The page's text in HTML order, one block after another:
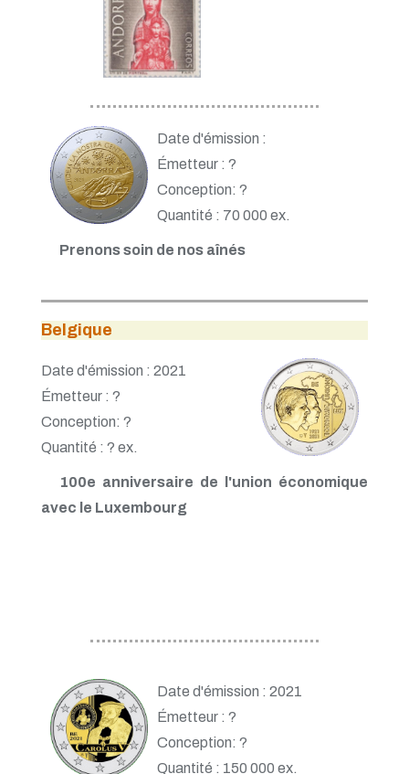
Date d'émission :
Émetteur : ?
Conception: ?
Quantité : 70 000 ex.
Prenons soin de nos aînés
Belgique
Date d'émission : 2021
Émetteur : ?
Conception: ?
Quantité : ? ex.
100e anniversaire de l'union économique
avec le Luxembourg
Date d'émission : 2021
Émetteur : ?
Conception: ?
Quantité : 150 000 ex.